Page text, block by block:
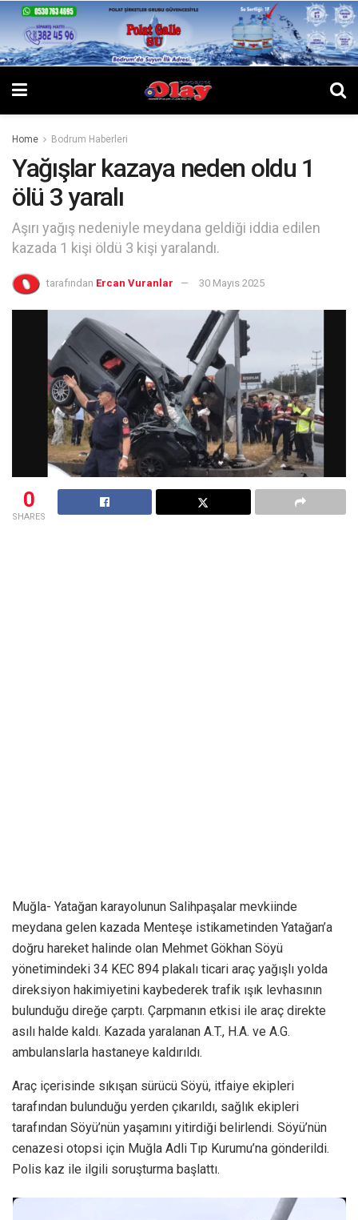
Home Bodrum Haberleri
Yağışlar kazaya neden oldu 1
ölü 3 yaralı
Aşırı yağış nedeniyle meydana geldiği iddia edilen
kazada 1 kişi öldü 3 kişi yaralandı.
tarafından Ercan Vuranlar 30 Mayıs 2025
0
SHARES
Muğla- Yatağan karayolunun Salihpaşalar mevkiinde
meydana gelen kazada Menteşe istikametinden Yatağan’a
doğru hareket halinde olan Mehmet Gökhan Söyü
yönetimindeki 34 KEC 894 plakalı ticari araç yağışlı yolda
direksiyon hakimiyetini kaybederek trafik ışık levhasının
bulunduğu direğe çarptı. Çarpmanın etkisi ile araç direkte
asılı halde kaldı. Kazada yaralanan A.T., H.A. ve A.G.
ambulanslarla hastaneye kaldırıldı.
Araç içerisinde sıkışan sürücü Söyü, itfaiye ekipleri
tarafından bulunduğu yerden çıkarıldı, sağlık ekipleri
tarafından Söyü’nün yaşamını yitirdiği belirlendi. Söyü’nün
cenazesi otopsi için Muğla Adli Tıp Kurumu’na gönderildi.
Polis kaz ile ilgili soruşturma başlattı.